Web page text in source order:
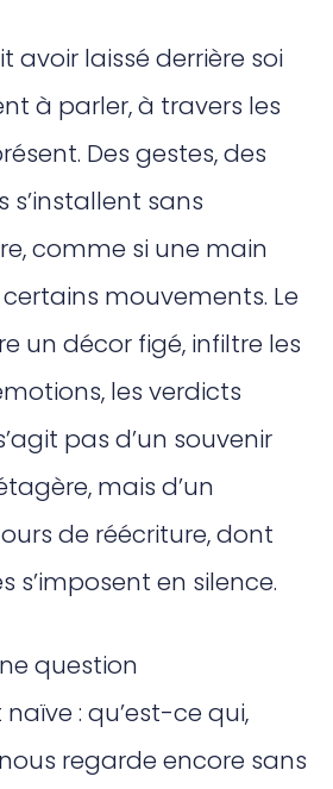
avoir laissé derrière soi
à parler, à travers les
Des gestes, des
s’installent sans
comme si une main
mouvements. Le
un décor figé, infiltre les
les verdicts
pas d’un souvenir
mais d’un
de réécriture, dont
s’imposent en silence.
question
: qu’est-ce qui,
regarde encore sans